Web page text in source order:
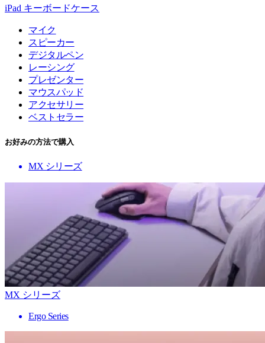
iPad キーボードケース
マイク
スピーカー
デジタルペン
レーシング
プレゼンター
マウスパッド
アクセサリー
ベストセラー
お好みの方法で購入
MX シリーズ
MX シリーズ
Ergo Series